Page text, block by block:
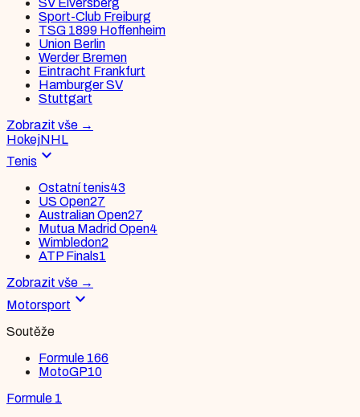
SV Elversberg
Sport-Club Freiburg
TSG 1899 Hoffenheim
Union Berlin
Werder Bremen
Eintracht Frankfurt
Hamburger SV
Stuttgart
Zobrazit vše →
HokejNHL
Tenis expand_more
Ostatní tenis43
US Open27
Australian Open27
Mutua Madrid Open4
Wimbledon2
ATP Finals1
Zobrazit vše →
Motorsport expand_more
Soutěže
Formule 166
MotoGP10
Formule 1